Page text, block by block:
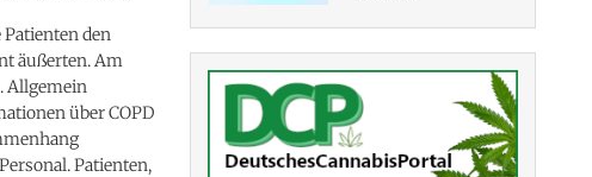
den
äußerten. Am
Allgemein
über COPD
Patienten,